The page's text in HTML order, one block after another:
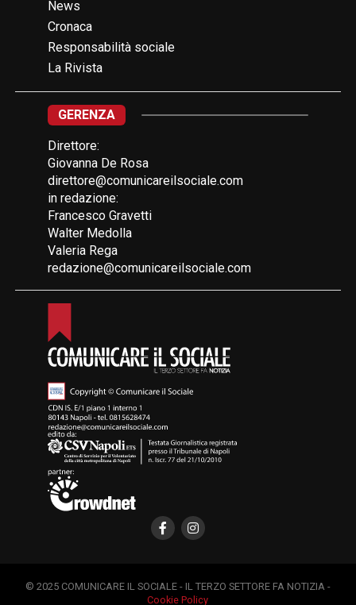
News
Cronaca
Responsabilità sociale
La Rivista
GERENZA
Direttore:
Giovanna De Rosa
direttore@comunicareilsociale.com
in redazione:
Francesco Gravetti
Walter Medolla
Valeria Rega
redazione@comunicareilsociale.com
© 2025 COMUNICARE IL SOCIALE - IL TERZO SETTORE FA NOTIZIA -
Cookie Policy